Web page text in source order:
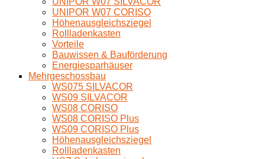
UNIPOR W07 CORISO
Höhenausgleichsziegel
Rollladenkasten
Vorteile
Bauwissen & Bauförderung
Energiesparhäuser
Mehrgeschossbau
WS075 SILVACOR
WS09 SILVACOR
WS08 CORISO
WS08 CORISO Plus
WS09 CORISO Plus
Höhenausgleichsziegel
Rollladenkasten